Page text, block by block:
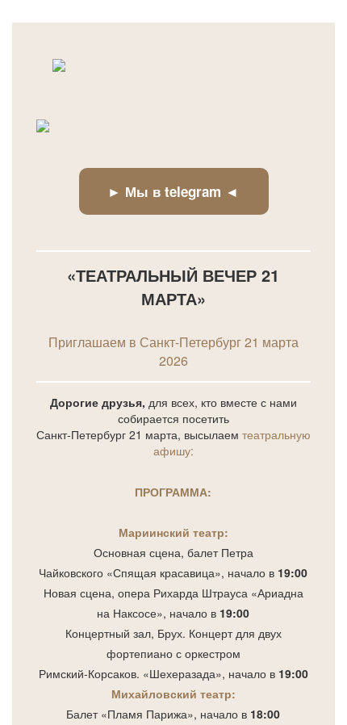
► Мы в telegram ◄
«ТЕАТРАЛЬНЫЙ ВЕЧЕР 21
МАРТА»
Приглашаем в Санкт-Петербург 21 марта
2026
Дорогие друзья, для всех, кто вместе с нами
собирается посетить
Санкт-Петербург 21 марта, высылаем театральную
афишу:
ПРОГРАММА:
Мариинский театр:
Основная сцена, балет Петра
Чайковского «Спящая красавица», начало в 19:00
Новая сцена, опера Рихарда Штрауса «Ариадна
на Наксосе», начало в 19:00
Концертный зал, Брух. Концерт для двух
фортепиано с оркестром
Римский-Корсаков. «Шехеразада», начало в 19:00
Михайловский театр:
Балет «Пламя Парижа», начало в 18:00